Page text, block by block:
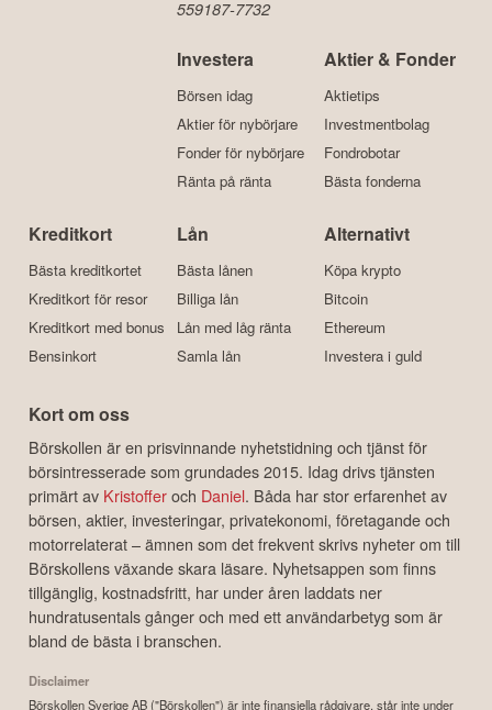
559187-7732
Investera
Börsen idag
Aktier för nybörjare
Fonder för nybörjare
Ränta på ränta
Aktier & Fonder
Aktietips
Investmentbolag
Fondrobotar
Bästa fonderna
Kreditkort
Bästa kreditkortet
Kreditkort för resor
Kreditkort med bonus
Bensinkort
Lån
Bästa lånen
Billiga lån
Lån med låg ränta
Samla lån
Alternativt
Köpa krypto
Bitcoin
Ethereum
Investera i guld
Kort om oss
Börskollen är en prisvinnande nyhetstidning och tjänst för
börsintresserade som grundades 2015. Idag drivs tjänsten
primärt av Kristofferoch Daniel. Båda har stor erfarenhet av
börsen, aktier, investeringar, privatekonomi, företagande och
motorrelaterat – ämnen som det frekvent skrivs nyheter om till
Börskollens växande skara läsare. Nyhetsappen som finns
tillgänglig, kostnadsfritt, har under åren laddats ner
hundratusentals gånger och med ett användarbetyg som är
bland de bästa i branschen.
Disclaimer
Börskollen Sverige AB ("Börskollen") är inte finansiella rådgivare, står inte under